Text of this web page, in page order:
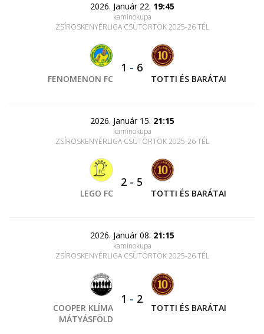
2026. Január 22. 19:45
kaminokupa
ZSÍROSKENYÉRLIGA CSÜTÖRTÖK 2025-26 TÉL
FENOMENON FC
1 - 6
TOTTI ÉS BARÁTAI
2026. Január 15. 21:15
kaminokupa
ZSÍROSKENYÉRLIGA CSÜTÖRTÖK 2025-26 TÉL
LEGO FC
2 - 5
TOTTI ÉS BARÁTAI
2026. Január 08. 21:15
kaminokupa
ZSÍROSKENYÉRLIGA CSÜTÖRTÖK 2025-26 TÉL
COOPER KLÍMA
MÁTYÁSFÖLD
1 - 2
TOTTI ÉS BARÁTAI